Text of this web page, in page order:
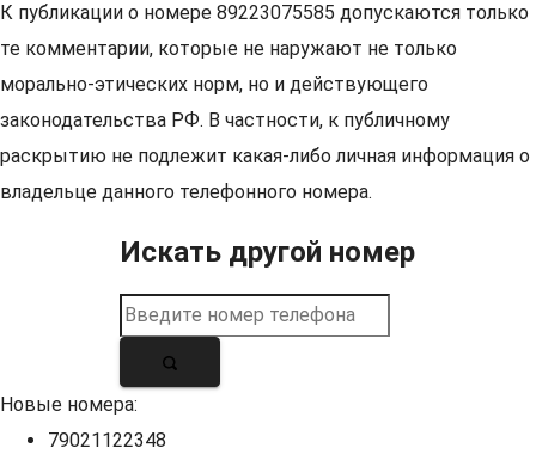
К публикации о номере 89223075585 допускаются только
те комментарии, которые не наружают не только
морально-этических норм, но и действующего
законодательства РФ. В частности, к публичному
раскрытию не подлежит какая-либо личная информация о
владельце данного телефонного номера.
Искать другой номер
Новые номера:
79021122348